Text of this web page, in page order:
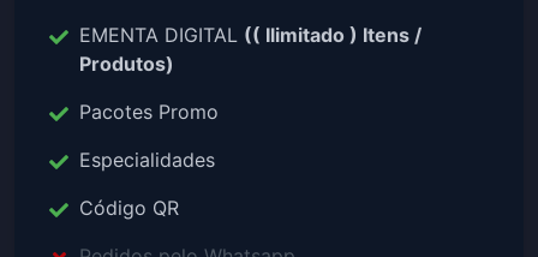
EMENTA DIGITAL (( Ilimitado ) Itens /
Produtos)
Pacotes Promo
Especialidades
Código QR